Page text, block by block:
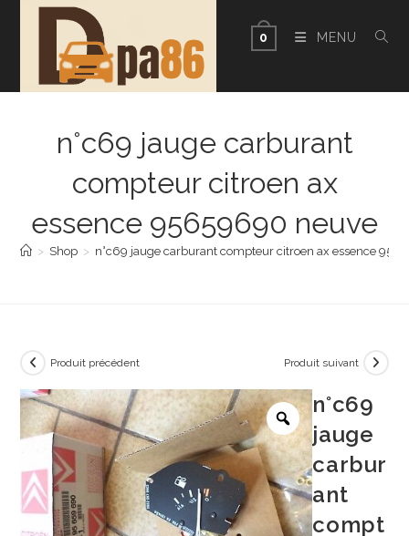
0 MENU
n°c69 jauge carburant
compteur citroen ax
essence 95659690 neuve
> Shop > n°c69 jauge carburant compteur citroen ax essence
Produit précédent Produit suivant
n°c69
jauge
carbur
ant
compt